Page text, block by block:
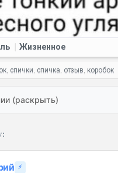
Жизненное
, спички, спичка, отзыв, коробок
(раскрыть)
⚡